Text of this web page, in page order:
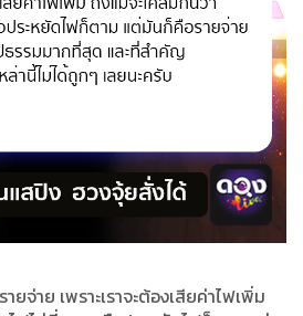
ยจ่าย เพราะเราจะต้องเสียค่าไฟเพิ่ม